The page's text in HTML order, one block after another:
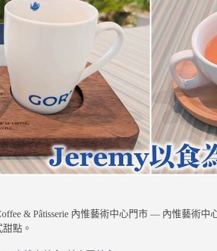
& Pâtisserie 內惟藝術中心門市 — 內惟藝術
點。